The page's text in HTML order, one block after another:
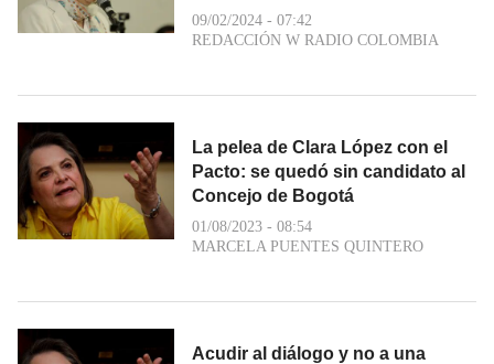
09/02/2024 - 07:42
REDACCIÓN W RADIO COLOMBIA
La pelea de Clara López con el
Pacto: se quedó sin candidato al
Concejo de Bogotá
01/08/2023 - 08:54
MARCELA PUENTES QUINTERO
Acudir al diálogo y no a una